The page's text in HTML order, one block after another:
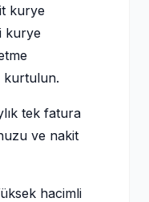
kurye
kurye
kurtulun.
tek fatura
ve nakit
hacimli